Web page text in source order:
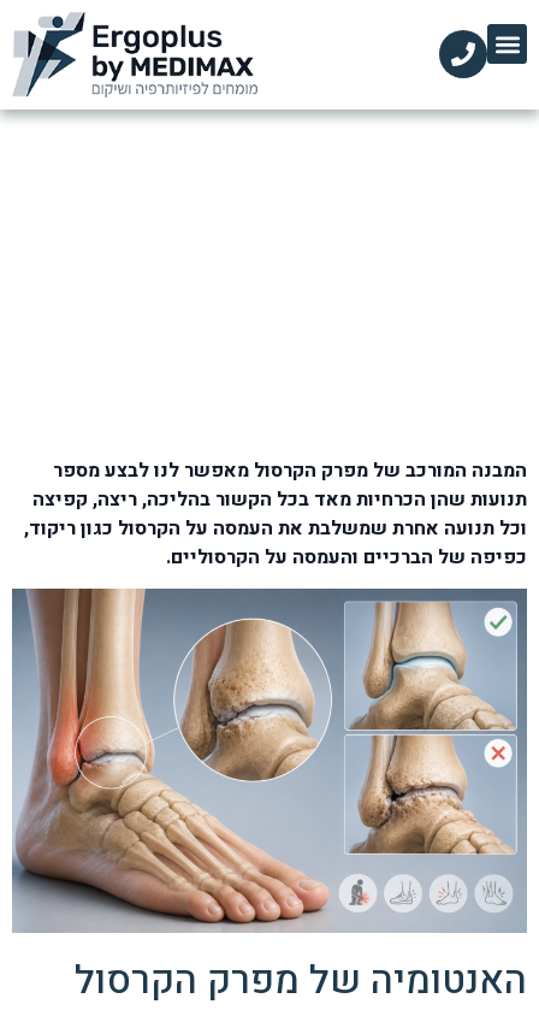
המבנה המורכב של מפרק הקרסול מאפשר לנו לבצע מספר
תנועות שהן הכרחיות מאד בכל הקשור בהליכה, ריצה, קפיצה
וכל תנועה אחרת שמשלבת את העמסה על הקרסול כגון ריקוד,
כפיפה של הברכיים והעמסה על הקרסוליים.
האנטומיה של מפרק הקרסול